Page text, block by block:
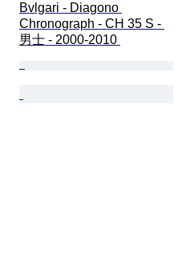
Bvlgari - Diagono
Chronograph - CH 35 S -
男士 - 2000-2010